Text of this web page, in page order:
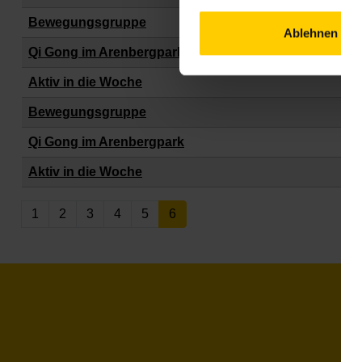
Ablehnen
Bewegungsgruppe
Qi Gong im Arenbergpark
Aktiv in die Woche
Bewegungsgruppe
Qi Gong im Arenbergpark
Aktiv in die Woche
1 2 3 4 5 6